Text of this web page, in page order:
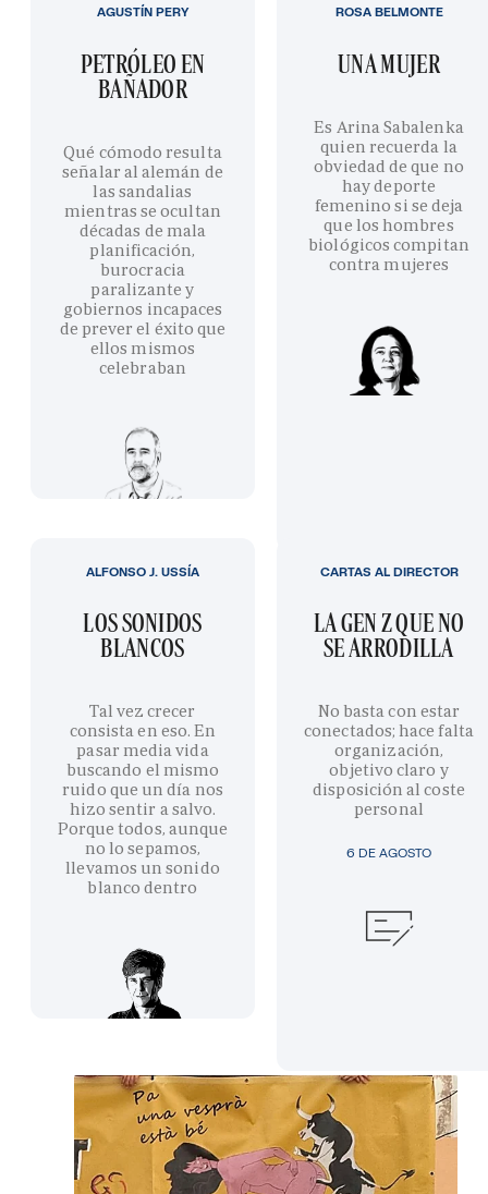
PETRÓLEO EN
BAÑADOR
Qué cómodo resulta
señalar al alemán de
las sandalias
mientras se ocultan
décadas de mala
planificación,
burocracia
paralizante y
gobiernos incapaces
de prever el éxito que
ellos mismos
celebraban
AGUSTÍN PERY
UNA MUJER
Es Arina Sabalenka
quien recuerda la
obviedad de que no
hay deporte
femenino si se deja
que los hombres
biológicos compitan
contra mujeres
ROSA BELMONTE
LOS SONIDOS
BLANCOS
Tal vez crecer
consista en eso. En
pasar media vida
buscando el mismo
ruido que un día nos
hizo sentir a salvo.
Porque todos, aunque
no lo sepamos,
llevamos un sonido
blanco dentro
ALFONSO J. USSÍA
6 DE AGOSTO
LA GEN Z QUE NO
SE ARRODILLA
No basta con estar
conectados; hace falta
organización,
objetivo claro y
disposición al coste
personal
CARTAS AL DIRECTOR